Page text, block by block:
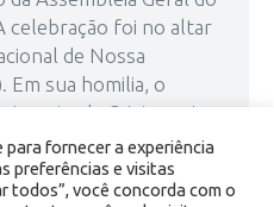
celebração foi no altar
de Nossa
Em sua homilia, o
de Cristo, cujo
fornecer a experiência
preferências e visitas
todos”, você concorda com o